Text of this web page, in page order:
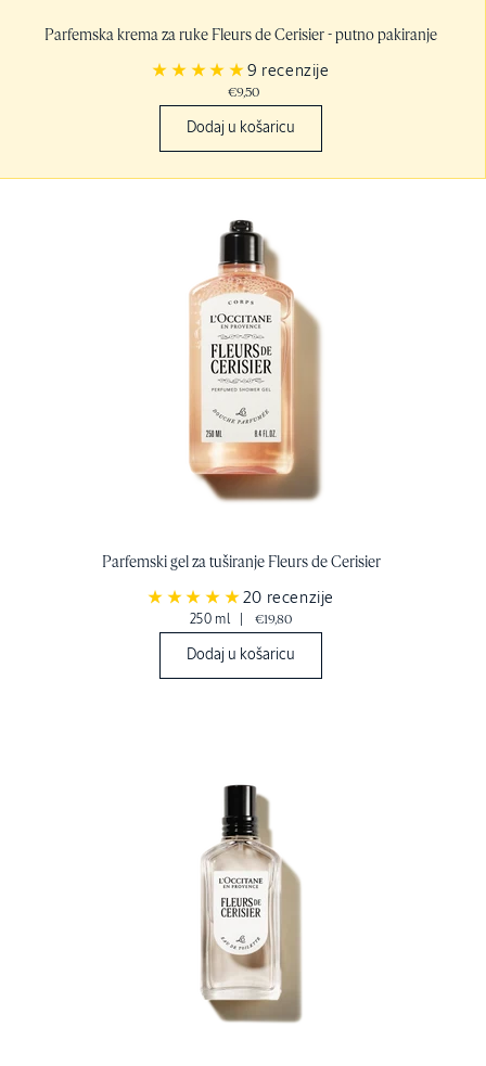
Parfemska krema za ruke Fleurs de Cerisier - putno pakiranje
9 recenzije
€9,50
Dodaj u košaricu
Parfemski gel za tuširanje Fleurs de Cerisier
20 recenzije
250 ml €19,80
Dodaj u košaricu